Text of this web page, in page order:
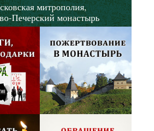
митрополия,
Печерский монастырь